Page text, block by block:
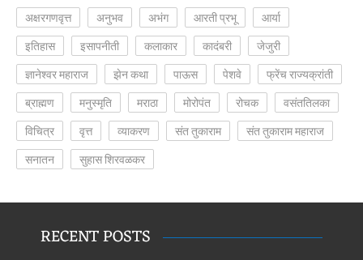
अक्षरगणवृत्त
अनुभव अभंग आरती प्रभू
आर्या
इतिहास
इसापनीती कलाकार कादंबरी
जेजुरी
ज्ञानेश्वर महाराज
झेन कथा पाऊस पेशवे
फ्रेंच राज्यक्रांती
ब्राह्मण
मनुस्मृति मराठा मोरोपंत रोचक
वसंततिलका
विचित्र
वृत्त व्याकरण संत तुकाराम
संत तुकाराम महाराज
सनातन
सुहास शिरवळकर
RECENT POSTS